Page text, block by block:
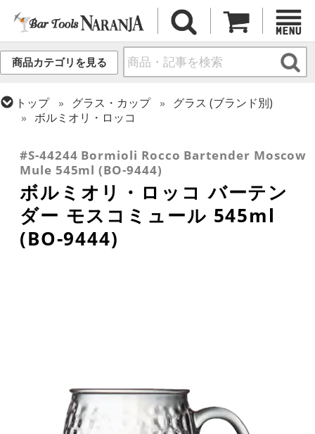
商品カテゴリを見る
トップ グラス・カップ
グラス (ブランド別)
ボルミオリ・ロッコ
金属カップ・その他グラス
#S-44244 Bormioli Rocco Bartender Moscow
Mule 545ml (BO-9444)
ボルミオリ・ロッコ バーテン
ダー モスコミュール 545ml
(BO-9444)